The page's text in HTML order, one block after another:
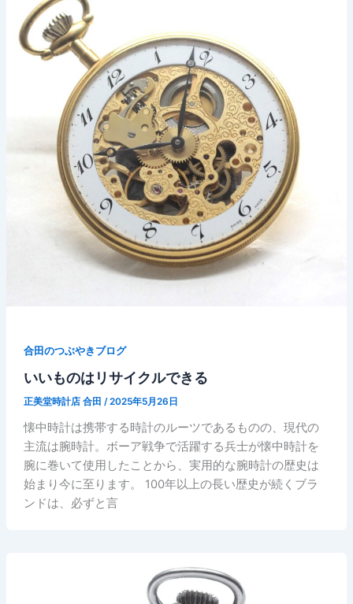
合田のつぶやきブログ
いいものはリサイクルできる
正美堂時計店 合田 /2025年5月26日
懐中時計は携帯する時計のルーツであるものの、現代の
主流は腕時計。ボーア戦争で活躍する兵士が懐中時計を
腕に巻いて使用したことから、実用的な腕時計の歴史は
始まり今に至ります。 100年以上の長い歴史が続くブラ
ンドは、必ずと言